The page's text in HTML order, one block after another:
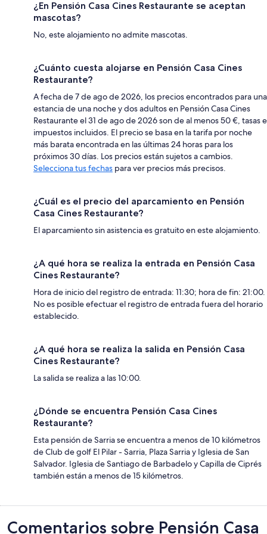
¿En Pensión Casa Cines Restaurante se aceptan
mascotas?
No, este alojamiento no admite mascotas.
¿Cuánto cuesta alojarse en Pensión Casa Cines
Restaurante?
A fecha de 7 de ago de 2026, los precios encontrados para una
estancia de una noche y dos adultos en Pensión Casa Cines
Restaurante el 31 de ago de 2026 son de al menos 50 €, tasas e
impuestos incluidos. El precio se basa en la tarifa por noche
más barata encontrada en las últimas 24 horas para los
próximos 30 días. Los precios están sujetos a cambios.
Selecciona tus fechas para ver precios más precisos.
¿Cuál es el precio del aparcamiento en Pensión
Casa Cines Restaurante?
El aparcamiento sin asistencia es gratuito en este alojamiento.
¿A qué hora se realiza la entrada en Pensión Casa
Cines Restaurante?
Hora de inicio del registro de entrada: 11:30; hora de fin: 21:00.
No es posible efectuar el registro de entrada fuera del horario
establecido.
¿A qué hora se realiza la salida en Pensión Casa
Cines Restaurante?
La salida se realiza a las 10:00.
¿Dónde se encuentra Pensión Casa Cines
Restaurante?
Esta pensión de Sarria se encuentra a menos de 10 kilómetros
de Club de golf El Pilar - Sarria, Plaza Sarria y Iglesia de San
Salvador. Iglesia de Santiago de Barbadelo y Capilla de Ciprés
también están a menos de 15 kilómetros.
Comentarios
Comentarios sobre Pensión Casa